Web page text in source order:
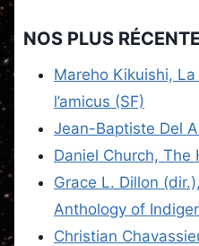
NOS PLUS
Mareho Kikuishi,
l’amicus (SF)
Jean-Baptiste Del
Daniel Church, The
Grace L. Dillon
Anthology of
Christian